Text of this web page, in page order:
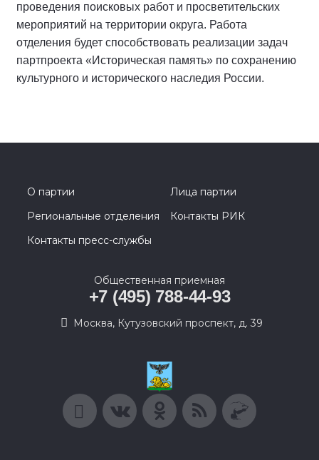
проведения поисковых работ и просветительских
мероприятий на территории округа. Работа
отделения будет способствовать реализации задач
партпроекта «Историческая память» по сохранению
культурного и исторического наследия России.
О партии
Лица партии
Региональные отделения
Контакты РИК
Контакты пресс-службы
Общественная приемная
+7 (495) 788-44-93
Москва, Кутузовский проспект, д. 39